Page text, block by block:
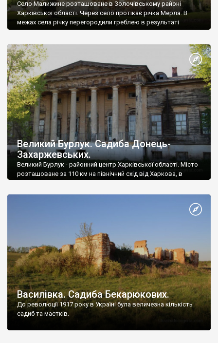
Село Малижине розташоване в Золочівському районі
Харківської області. Через село протікає річка Мерла. В
межах села річку перегородили греблею в результаті
утворився ставок.
Великий Бурлук. Садиба Донець-
Захаржевських.
Великий Бурлук - районний центр Харківської області. Місто
розташоване за 110 км на північний схід від Харкова, в
Василівка. Садиба Бекарюкових.
До революції 1917 року в Україні була величезна кількість
садиб та маєтків.